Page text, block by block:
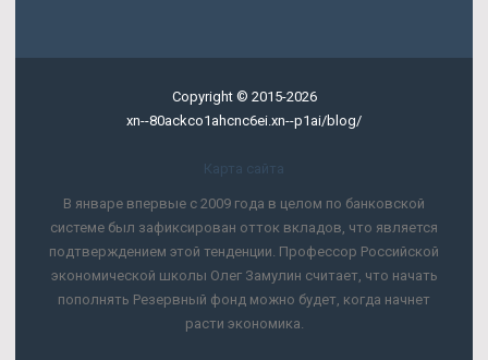
Copyright © 2015-2026
xn--80ackco1ahcnc6ei.xn--p1ai/blog/
Карта сайта
В январе впервые с 2009 года в целом по банковской
системе был зафиксирован отток вкладов, что является
подтверждением этой тенденции. Профессор Российской
экономической школы Олег Замулин считает, что начать
пополнять Резервный фонд можно будет, когда начнет
расти экономика.